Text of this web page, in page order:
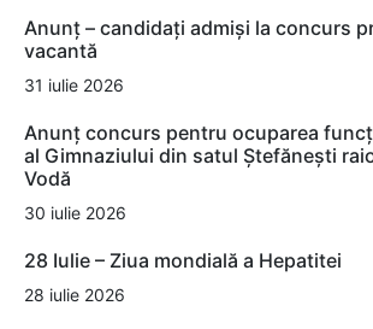
Anunț – candidați admiși la concurs
vacantă
31 iulie 2026
Anunț concurs pentru ocuparea
al Gimnaziului din satul Ștefănești
Vodă
30 iulie 2026
28 Iulie – Ziua mondială a Hepatitei
28 iulie 2026